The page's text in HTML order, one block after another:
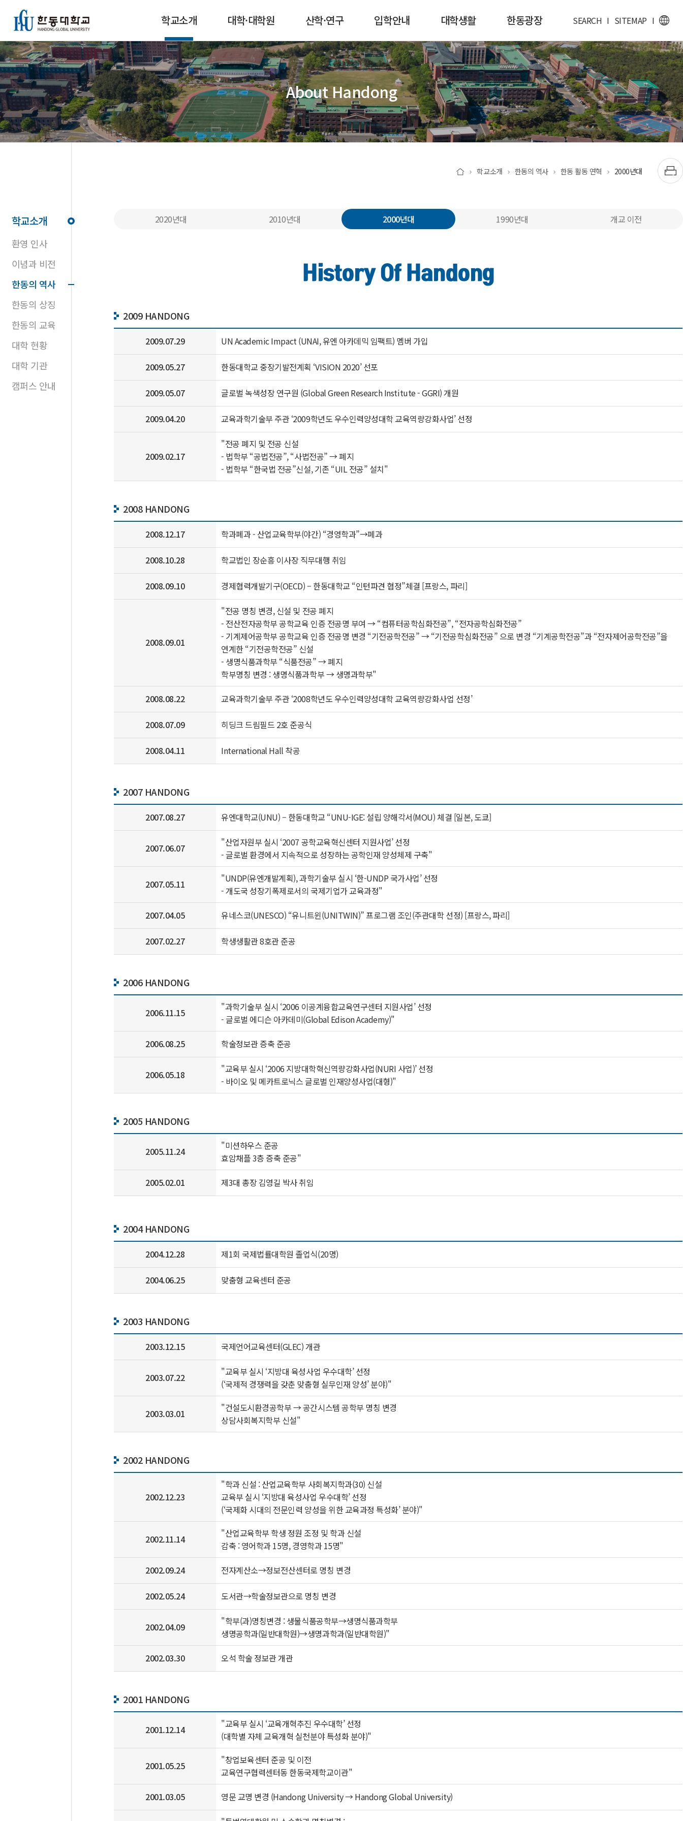
학교소개 대학·대학원 산학·연구 입학안내 대학생활 한동광장 SEARCH I SITEMAP I
About Handong
학교소개
환영 인사
이념과 비전
한동의 역사
한동의 상징
한동의 교육
대학 현황
대학 기관
캠퍼스 안내
학교소개 한동의 역사 한동 활동 연혁 2000년대
2020년대 2010년대 2000년대 1990년대 개교 이전
History Of Handong
2009 HANDONG
2009.07.29 UN Academic Impact (UNAI, 유엔 아카데믹 임팩트) 멤버 가입
2009.05.27 한동대학교 중장기발전계획 ‘VISION 2020’ 선포
2009.05.07 글로벌 녹색성장 연구원 (Global Green Research Institute - GGRI) 개원
2009.04.20 교육과학기술부 주관 ‘2009학년도 우수인력양성대학 교육역량강화사업’ 선정
2009.02.17
"전공 폐지 및 전공 신설
- 법학부 “공법전공”, “사법전공” → 폐지
- 법학부 “한국법 전공”신설, 기존 “UIL 전공” 설치"
2008 HANDONG
2008.12.17 학과폐과 - 산업교육학부(야간) “경영학과”→폐과
2008.10.28 학교법인 장순흥 이사장 직무대행 취임
2008.09.10 경제협력개발기구(OECD) – 한동대학교 “인턴파견 협정”체결 [프랑스, 파리]
2008.09.01
"전공 명칭 변경, 신설 및 전공 폐지
- 전산전자공학부 공학교육 인증 전공명 부여 → “컴퓨터공학심화전공”, “전자공학심화전공”
- 기계제어공학부 공학교육 인증 전공명 변경 “기전공학전공” → “기전공학심화전공” 으로 변경 “기계공학전공”과 “전자제어공학전공”을
연계한 “기전공학전공” 신설
- 생명식품과학부 “식품전공” → 폐지
학부명칭 변경 : 생명식품과학부 → 생명과학부"
2008.08.22
교육과학기술부 주관 ‘2008학년도 우수인력양성대학 교육역량강화사업 선정’
2008.07.09 히딩크 드림필드 2호 준공식
2008.04.11 International Hall 착공
2007 HANDONG
2007.08.27 유엔대학교(UNU) – 한동대학교 “UNU-IGE: 설립 양해각서(MOU) 체결 [일본, 도쿄]
2007.06.07
"산업자원부 실시 ‘2007 공학교육혁신센터 지원사업’ 선정
- 글로벌 환경에서 지속적으로 성장하는 공학인재 양성체제 구축"
2007.05.11
"UNDP(유엔개발계획), 과학기술부 실시 ‘한-UNDP 국가사업’ 선정
- 개도국 성장기폭제로서의 국제기업가 교육과정"
2007.04.05
유네스코(UNESCO) “유니트윈(UNITWIN)” 프로그램 조인(주관대학 선정) [프랑스, 파리]
2007.02.27 학생생활관 8호관 준공
2006 HANDONG
2006.11.15
"과학기술부 실시 ‘2006 이공계융합교육연구센터 지원사업’ 선정
- 글로벌 에디슨 아카데미(Global Edison Academy)"
2006.08.25
학술정보관 증축 준공
2006.05.18
"교육부 실시 ‘2006 지방대학혁신역량강화사업(NURI 사업)’ 선정
- 바이오 및 메카트로닉스 글로벌 인재양성사업(대형)"
2005 HANDONG
2005.11.24
"미션하우스 준공
효암채플 3층 증축 준공"
2005.02.01
제3대 총장 김영길 박사 취임
2004 HANDONG
2004.12.28 제1회 국제법률대학원 졸업식(20명)
2004.06.25 맞춤형 교육센터 준공
2003 HANDONG
2003.12.15 국제언어교육센터(GLEC) 개관
2003.07.22
"교육부 실시 ‘지방대 육성사업 우수대학’ 선정
(‘국제적 경쟁력을 갖춘 맞춤형 실무인재 양성’ 분야)"
2003.03.01
"건설도시환경공학부 → 공간시스템 공학부 명칭 변경
상담사회복지학부 신설"
2002 HANDONG
2002.12.23
"학과 신설 : 산업교육학부 사회복지학과(30) 신설
교육부 실시 ‘지방대 육성사업 우수대학’ 선정
(‘국제화 시대의 전문인력 양성을 위한 교육과정 특성화’ 분야)"
2002.11.14
"산업교육학부 학생 정원 조정 및 학과 신설
감축 : 영어학과 15명, 경영학과 15명"
2002.09.24
전자계산소→정보전산센터로 명칭 변경
2002.05.24 도서관→학술정보관으로 명칭 변경
2002.04.09
"학부(과)명칭변경 : 생물식품공학부→생명식품과학부
생명공학과(일반대학원)→생명과학과(일반대학원)"
2002.03.30
오석 학술 정보관 개관
2001 HANDONG
2001.12.14
"교육부 실시 ‘교육개혁추진 우수대학’ 선정
(대학별 자체 교육개혁 실천분야 특성화 분야)"
2001.05.25
"창업보육센터 준공 및 이전
교육연구협력센터동 한동국제학교이관"
2001.03.05
영문 교명 변경 (Handong University → Handong Global University)